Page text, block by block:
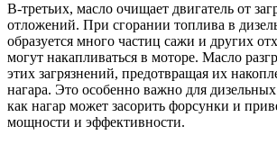
В-третьих, масло очищает двигатель от
отложений. При сгорании топлива в
образуется много частиц сажи и других
могут накапливаться в моторе. Масло
этих загрязнений, предотвращая их
нагара. Это особенно важно для
как нагар может засорить форсунки и
мощности и эффективности.